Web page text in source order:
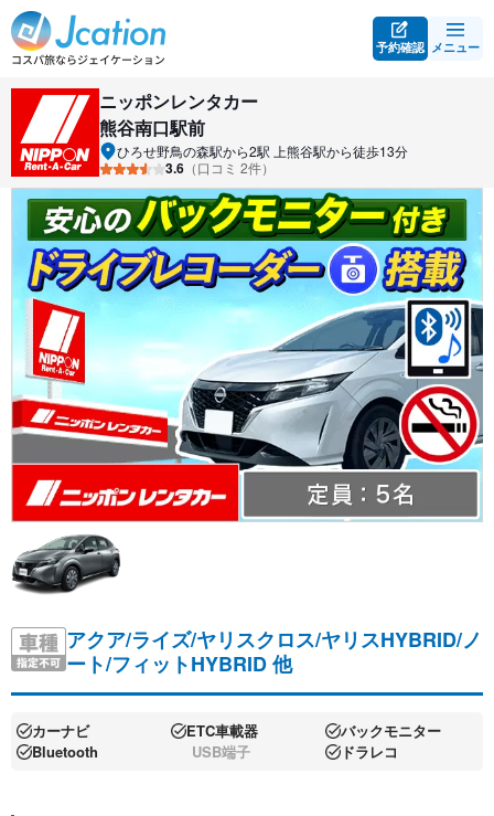
予約確認 メニュー
ニッポンレンタカー
熊谷南口駅前
ひろせ野鳥の森駅から2駅 上熊谷駅から徒歩13分
3.6 （口コミ 2件）
アクア/ライズ/ヤリスクロス/ヤリスHYBRID/ノ
ート/フィットHYBRID 他
カーナビ ETC車載器
バックモニター
Bluetooth
USB端子 ドラレコ